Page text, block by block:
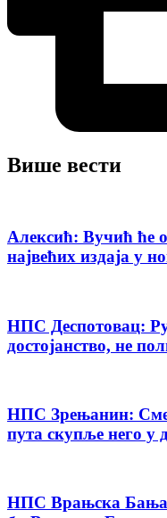
Више вести
Алексић: Вучић ће
највећих издаја у
НПС Деспотовац:
достојанство, не
НПС Зрењанин:
пута скупље него у
НПС Врањска Бања: